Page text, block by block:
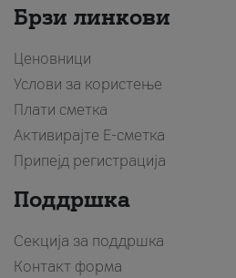
Брзи линкови
Ценовници
Услови за користење
Плати сметка
Активирајте Е-сметка
Припејд регистрација
Поддршка
Секција за поддршка
Контакт форма